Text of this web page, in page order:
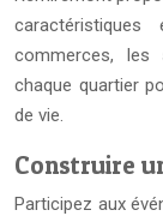
commerces, les
chaque quartier
de vie.
Construire
Participez aux